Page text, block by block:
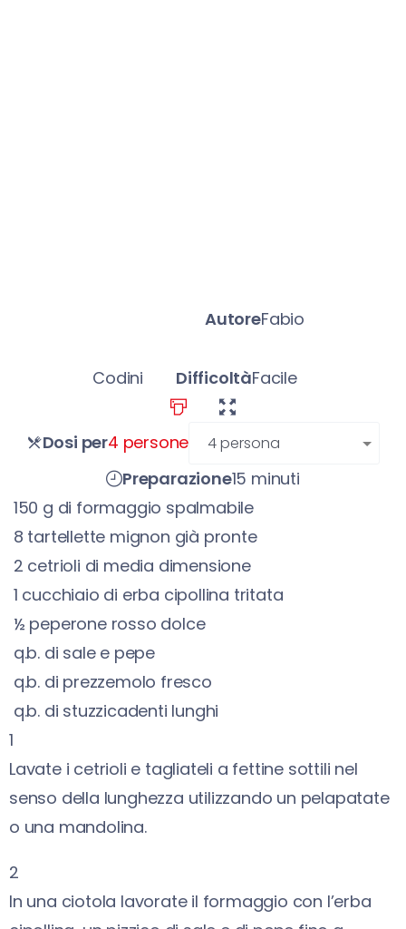
AutoreFabio
Codini DifficoltàFacile
Dosi per4 persone persone
Preparazione15 minuti
150 g di formaggio spalmabile
8 tartellette mignon già pronte
2 cetrioli di media dimensione
1 cucchiaio di erba cipollina tritata
½ peperone rosso dolce
q.b. di sale e pepe
q.b. di prezzemolo fresco
q.b. di stuzzicadenti lunghi
1
Lavate i cetrioli e tagliateli a fettine sottili nel
senso della lunghezza utilizzando un pelapatate
o una mandolina.
2
In una ciotola lavorate il formaggio con l’erba